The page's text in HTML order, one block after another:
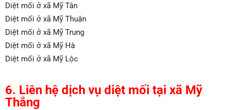
Diệt mối ở xã Mỹ Tân
Diệt mối ở xã Mỹ Thuận
Diệt mối ở xã Mỹ Trung
Diệt mối ở xã Mỹ Hà
Diệt mối ở xã Mỹ Lộc
6. Liên hệ dịch vụ diệt mối tại xã Mỹ
Thắng